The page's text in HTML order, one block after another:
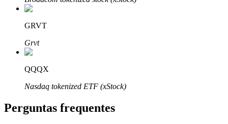
Afiliados Bitrue
Até 65% de comissões!
GRVT
Grvt
QQQX
Nasdaq tokenized ETF (xStock)
Perguntas frequentes